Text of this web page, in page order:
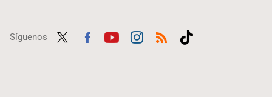
Síguenos